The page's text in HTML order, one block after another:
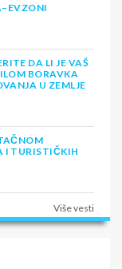
DA LI JE VAŠ
BORAVKA
U ZEMLJE
I TURISTIČKIH
Više vesti